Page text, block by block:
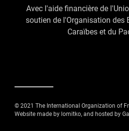
Avec l'aide financière de
soutien de l'Organisation des
Caraïbes et du
© 2021 The International Organization of
Website made by lomitko, and hosted by